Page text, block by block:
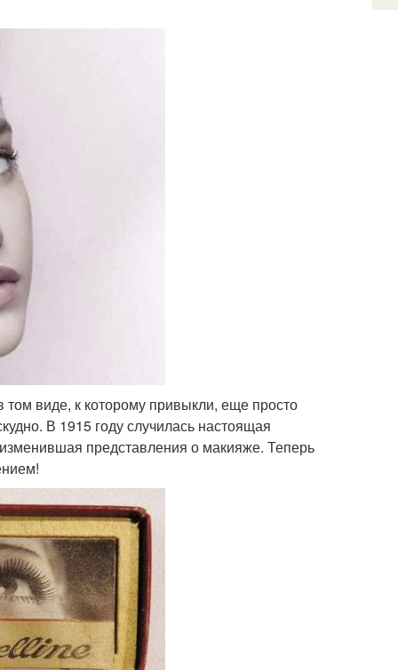
виде, к которому привыкли, еще просто
В 1915 году случилась настоящая
представления о макияже. Теперь